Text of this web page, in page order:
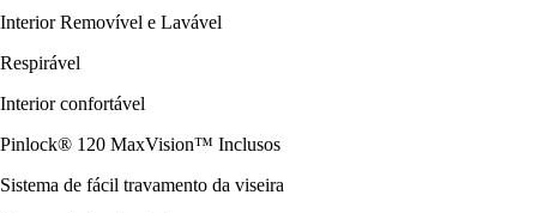
Interior Removível e Lavável
Respirável
Interior confortável
Pinlock® 120 MaxVision™ Inclusos
Sistema de fácil travamento da viseira